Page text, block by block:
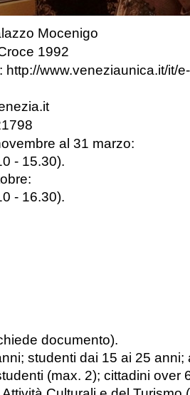
Mocenigo
1992
: http://www.veneziaunica.it/it/e-
al 31 marzo:
- 15.30).
- 16.30).
documento).
studenti dai 15 ai 25
(max. 2); cittadini over